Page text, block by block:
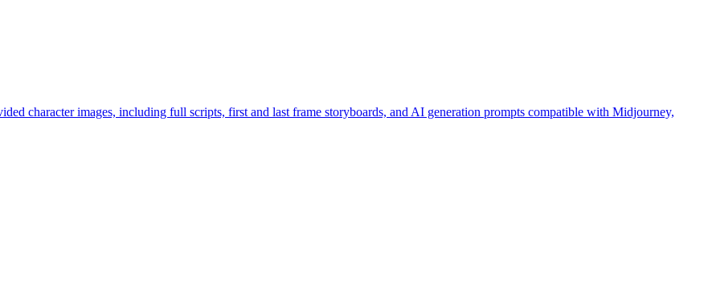
character images, including full scripts, first and last frame storyboards, and AI generation prompts compatible with Midjourney,